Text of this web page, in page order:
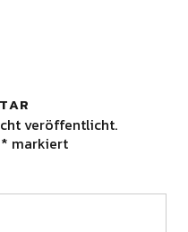
veröffentlicht.
* markiert